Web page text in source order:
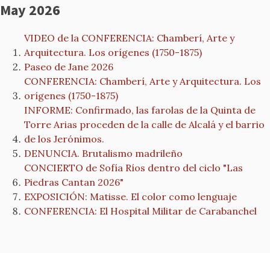
May 2026
VIDEO de la CONFERENCIA: Chamberí, Arte y
Arquitectura. Los orígenes (1750-1875)
Paseo de Jane 2026
CONFERENCIA: Chamberí, Arte y Arquitectura. Los
orígenes (1750-1875)
INFORME: Confirmado, las farolas de la Quinta de
Torre Arias proceden de la calle de Alcalá y el barrio
de los Jerónimos.
DENUNCIA. Brutalismo madrileño
CONCIERTO de Sofía Ríos dentro del ciclo "Las
Piedras Cantan 2026"
EXPOSICIÓN: Matisse. El color como lenguaje
CONFERENCIA: El Hospital Militar de Carabanchel